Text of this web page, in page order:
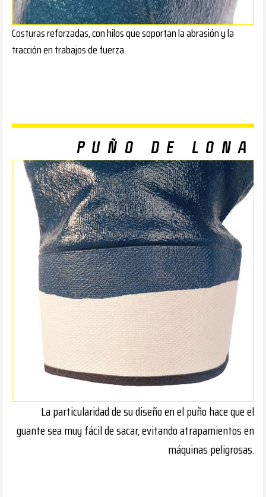
Costuras reforzadas, con hilos que soportan la abrasión y la
tracción en trabajos de fuerza.
PUÑO DE LONA
La particularidad de su diseño en el puño hace que el
guante sea muy fácil de sacar, evitando atrapamientos en
máquinas peligrosas.